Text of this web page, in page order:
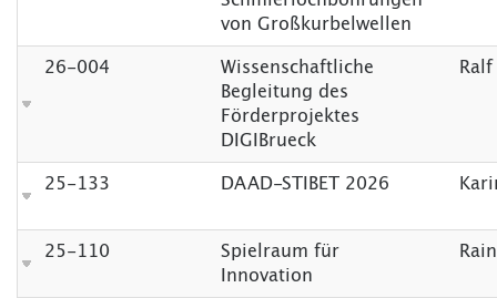
von Großkurbelwellen
26-004
Wissenschaftliche
Begleitung des
Förderprojektes
DIGIBrueck
25-133 DAAD-STIBET 2026
25-110
Spielraum für
Innovation